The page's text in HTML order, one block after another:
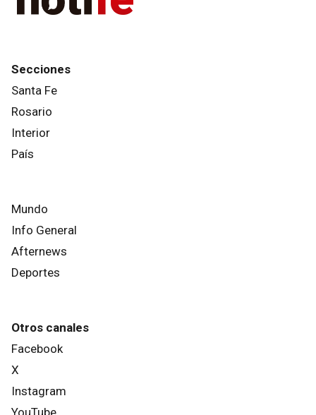
Secciones
Santa Fe
Rosario
Interior
País
Mundo
Info General
Afternews
Deportes
Otros canales
Facebook
X
Instagram
YouTube